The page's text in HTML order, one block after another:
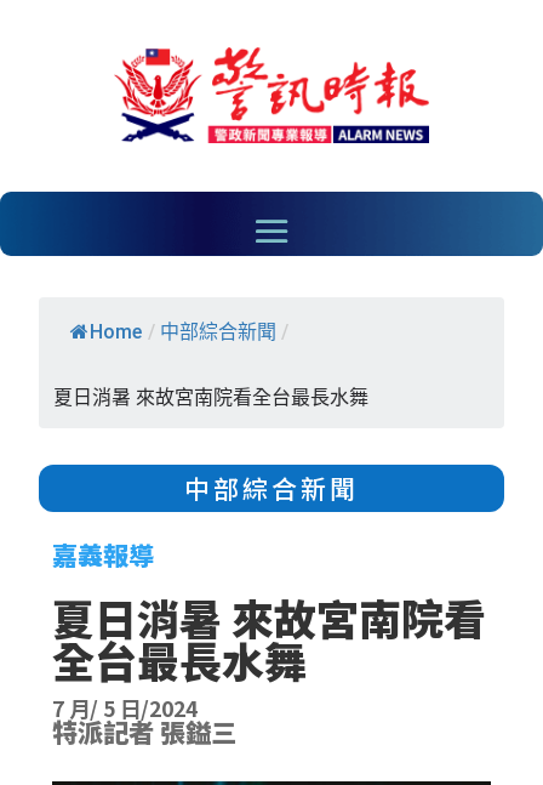
Home / 中部綜合新聞 /
夏日消暑 來故宮南院看全台最長水舞
中部綜合新聞
嘉義報導
夏日消暑 來故宮南院看
全台最長水舞
7 月/ 5 日/2024
特派記者 張鎰三